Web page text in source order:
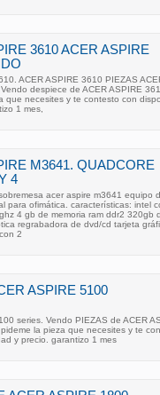
3610 ACER ASPIRE
ACER ASPIRE 3610 PIEZAS
despiece de ACER ASPIRE
que necesites y te contesto con
1 mes,
M3641. QUADCORE
4
acer aspire m3641 equipo
para ofimática. características: intel
4 gb de memoria ram ddr2 320gb
regrabadora de dvd/cd tarjeta
2
ASPIRE 5100
series. Vendo PIEZAS de ACER
la pieza que necesites y te
y precio. garantizo 1 mes